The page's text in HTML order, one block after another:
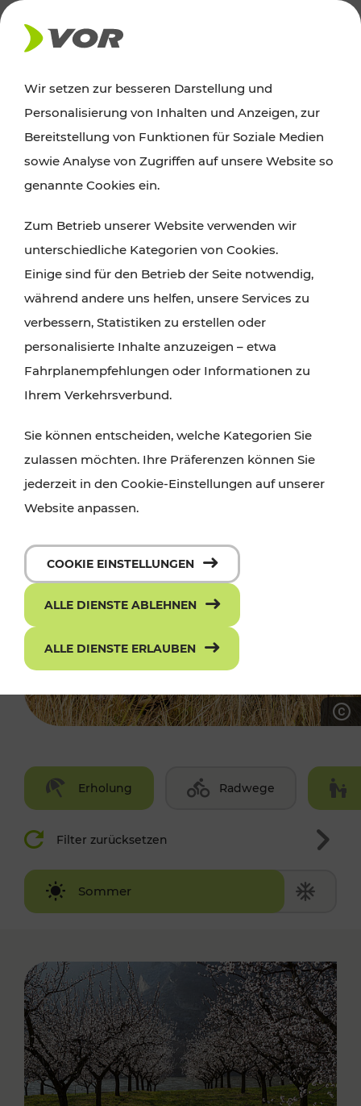
AKTUELLES
Ausflugstipps
Wien, Niederösterreich und das Burgenland
Wanderungen, Kultur und Gastronomie,
Radtouren oder purer Naturgenuss – viele
Attraktionen sind mit den Ticket- und Fahrplan-
Angeboten des VOR gut und schnell erreichbar.
Erholung Radwege
Filter zurücksetzen
Sommer
Winter
Wir setzen zur besseren Darstellung und
Personalisierung von Inhalten und Anzeigen, zur
Bereitstellung von Funktionen für Soziale Medien
sowie Analyse von Zugriffen auf unsere Website so
genannte Cookies ein.
Zum Betrieb unserer Website verwenden wir
unterschiedliche Kategorien von Cookies.
Einige sind für den Betrieb der Seite notwendig,
während andere uns helfen, unsere Services zu
verbessern, Statistiken zu erstellen oder
personalisierte Inhalte anzuzeigen – etwa
Fahrplanempfehlungen oder Informationen zu
Ihrem Verkehrsverbund.
Sie können entscheiden, welche Kategorien Sie
zulassen möchten. Ihre Präferenzen können Sie
jederzeit in den Cookie-Einstellungen auf unserer
Website anpassen.
COOKIE EINSTELLUNGEN
ALLE DIENSTE ABLEHNEN
ALLE DIENSTE ERLAUBEN